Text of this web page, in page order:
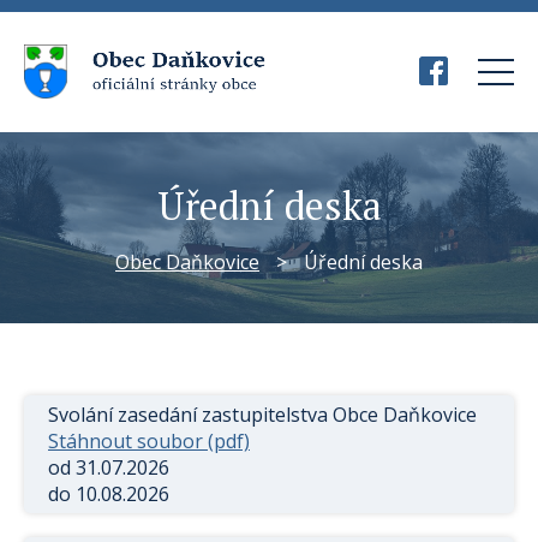
Úřední deska
Obec Daňkovice > Úřední deska
Svolání zasedání zastupitelstva Obce Daňkovice
Stáhnout soubor (pdf)
od 31.07.2026
do 10.08.2026